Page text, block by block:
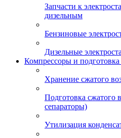
Запчасти к
дизельным
Бензиновые
Дизельные
Компрессоры и подготовка
Хранение сжатого
Подготовка сжатого
сепараторы)
Утилизация